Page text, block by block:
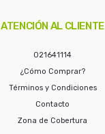
ATENCIÓN AL CLIENTE
021641114
¿Cómo Comprar?
Términos y Condiciones
Contacto
Zona de Cobertura